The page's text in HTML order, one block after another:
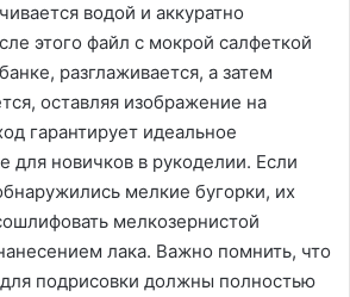
водой и аккуратно
этого файл с мокрой салфеткой
разглаживается, а затем
оставляя изображение на
гарантирует идеальное
для новичков в рукоделии. Если
мелкие бугорки, их
мелкозернистой
лака. Важно помнить, что
подрисовки должны полностью